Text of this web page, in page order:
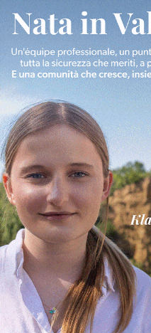
La Futsal Sangiovannese
ha scelto la strada della
continuità, appena un
paio i volti nuovi
San Giovanni Valdarno
6 Agosto 2026
Ultime Calcio